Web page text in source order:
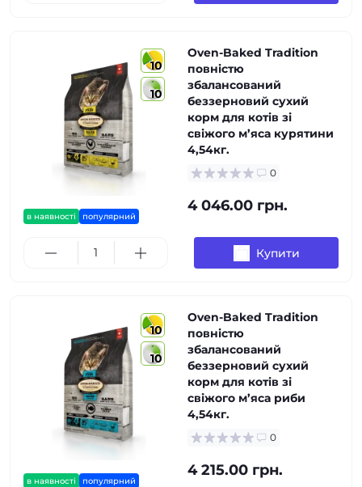
10
10
в наявності популярний
Oven-Baked Tradition
повністю
збалансований
беззерновий сухий
корм для котів зі
свіжого м’яса курятини
4,54кг.
0
4 046.00 грн.
Купити
10
10
в наявності популярний
Oven-Baked Tradition
повністю
збалансований
беззерновий сухий
корм для котів зі
свіжого м’яса риби
4,54кг.
0
4 215.00 грн.